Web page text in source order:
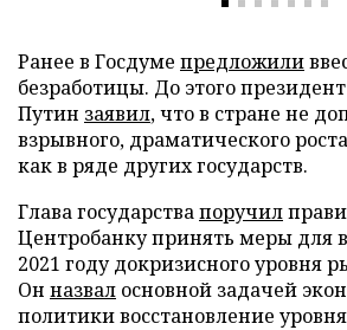
Ранее в Госдуме предложили
безработицы. До этого
Путин заявил, что в стране не
взрывного, драматического
как в ряде других государств.
Глава государствапоручил
Центробанку принять меры для
2021 году докризисного уровня
Он назвал основной задачей
политики восстановление